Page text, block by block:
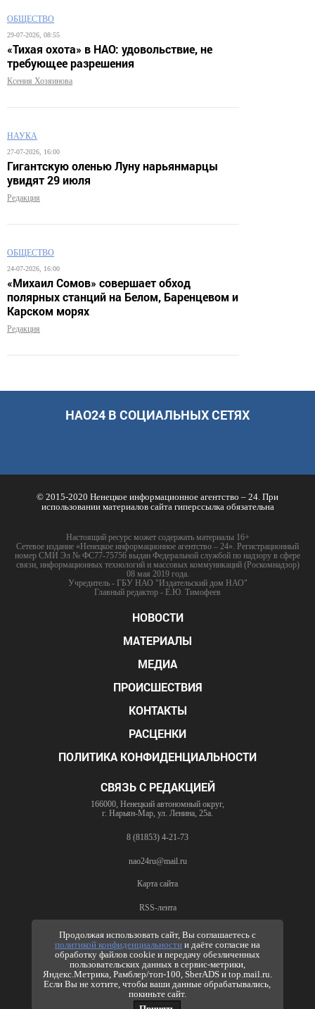
Продолжая использовать сайт, Вы соглашаетесь с
политикой конфиденциальностии даёте согласие на
обработку файлов cookie и передачу обезличенных
пользовательских данных в сервис-метрики,
Яндекс.Метрика, Рамблер/топ-100, SberADS и top.mail.ru.
Если Вы не хотите, чтобы ваши данные обрабатывались,
покиньте сайт.
ОБЩЕСТВО
29-07-2026, 08:55
«Тихая охота» в НАО: удовольствие, не
требующее разрешения
Ксения Хозяинова
НАУКА
27-07-2026, 16:00
Гигантскую оленью Луну нарьянмарцы
увидят 29 июля
Редакция
ОБЩЕСТВО
24-07-2026, 16:00
«Михаил Сомов» совершает обход
полярных станций на Белом, Баренцевом и
Карском морях
Редакция
НАО24 В СОЦИАЛЬНЫХ СЕТЯХ
© 2015-2020 Ненецкое информационное агентство – 24. При
использовании материалов сайта гиперссылка обязательна
Настоящий ресурс может содержать материалы 16+
Сетевое издание «Ненецкое информационное агентство – 24». Регистрационный
номер СМИ Эл № ФС77-75756 выдан Федеральной службой по надзору в сфере
связи, информационных технологий и массовых коммуникаций (Роскомнадзор)
08 мая 2019 года.
Учредитель - ГБУ НАО "Издательский дом НАО"
Главный редактор - Е.Ю. Тимофеев
НОВОСТИ
МАТЕРИАЛЫ
МЕДИА
ПРОИСШЕСТВИЯ
КОНТАКТЫ
РАСЦЕНКИ
ПОЛИТИКА КОНФИДЕНЦИАЛЬНОСТИ
СВЯЗЬ С РЕДАКЦИЕЙ
166000, Ненецкий автономный округ,
г. Нарьян-Мар, ул. Ленина, 25а.
8 (81853) 4-21-73
nao24ru@mail.ru
Карта сайта
RSS-лента
ПО ВОПРОСАМ РЕКЛАМЫ
8 (81853) 4-63-61
nao24ru@mail.ru
info@nao24.ru